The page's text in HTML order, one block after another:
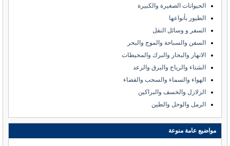
الحيوانات الصغيرة والكبيرة
الطيور بأنواعها
السفر و وسائل النقل
السفن والسباحة والموج والبحر
الانهار والبحار والبرك والمحيطات
الشتاء والرياح والبرق والرعد
الهواء والسماء والسحب والفضاء
الزلازل والخسف والبراكين
الرمل والوحل والطين
مواضيع عامة منوعة